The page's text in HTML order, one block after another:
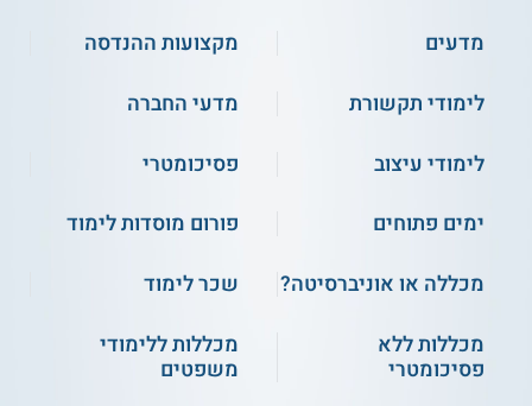
מדעים
מקצועות ההנדסה
לימודי תקשורת
מדעי החברה
לימודי עיצוב
פסיכומטרי
ימים פתוחים
פורום מוסדות לימוד
מכללה או אוניברסיטה?
שכר לימוד
מכללות ללא
פסיכומטרי
מכללות ללימודי
משפטים